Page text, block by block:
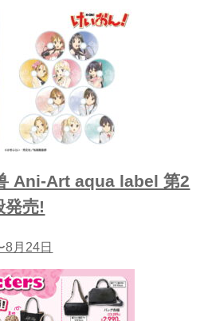
Ani-Art aqua label 第2
発売!
8月24日